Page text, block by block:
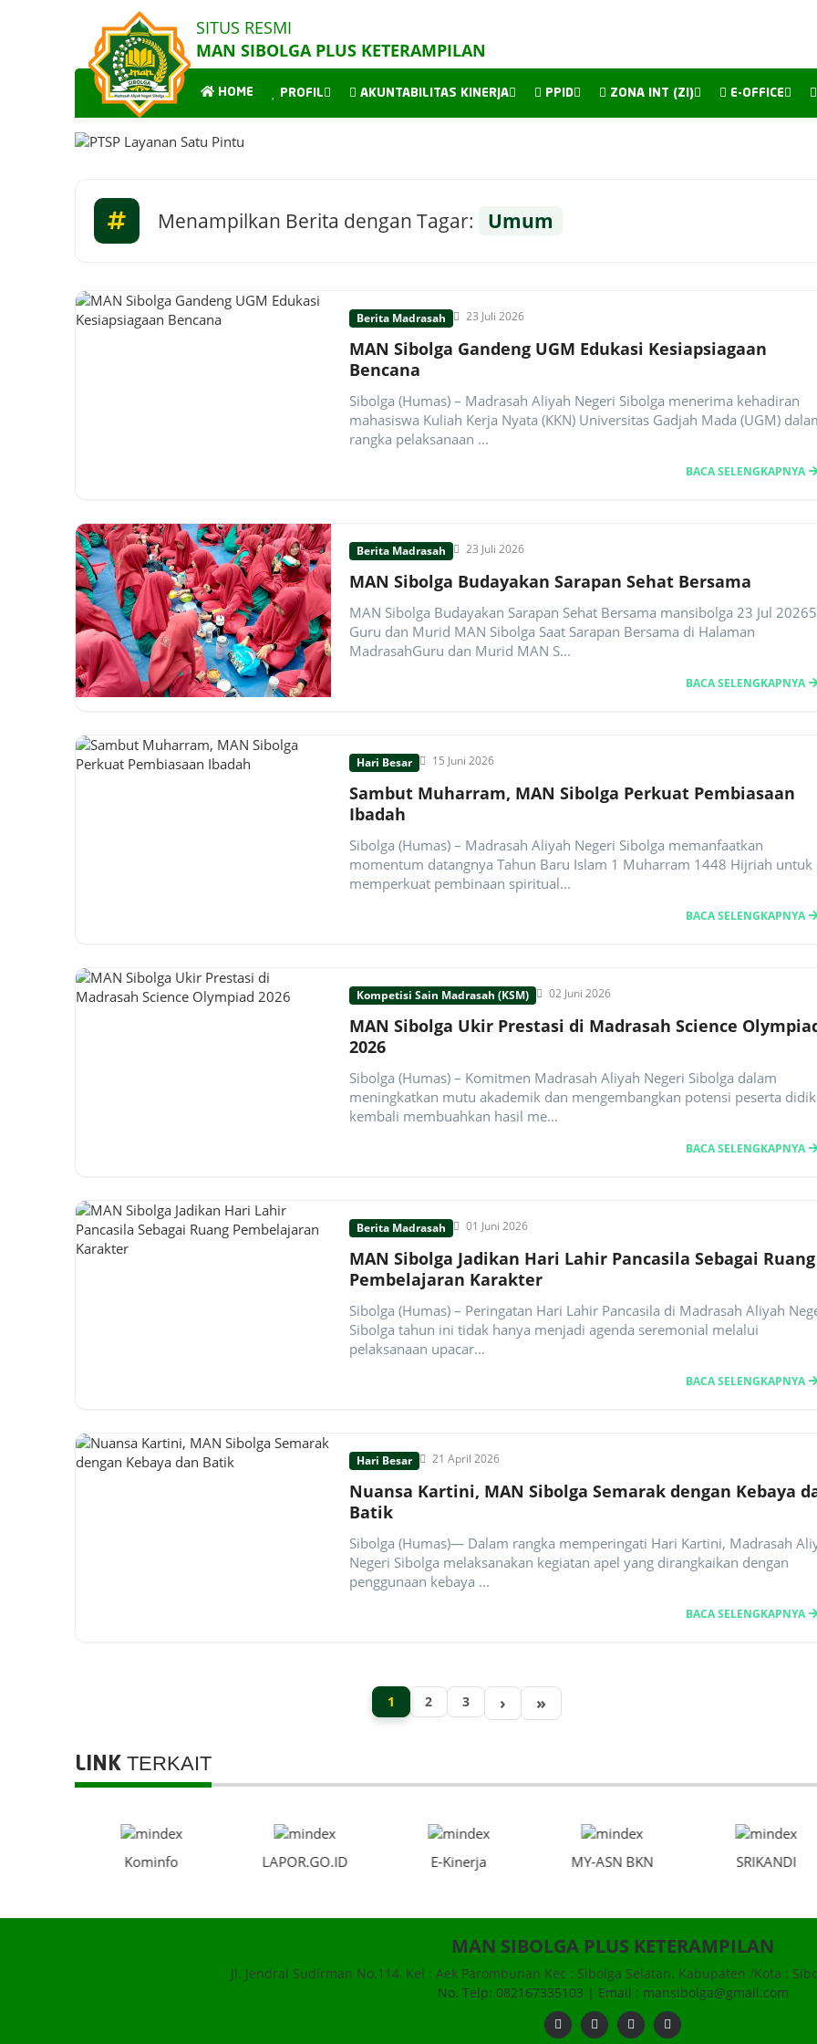
SITUS RESMI
MAN SIBOLGA PLUS KETERAMPILAN
HOME PROFIL AKUNTABILITAS KINERJA PPID ZONA INT (ZI) E-OFFICE
Menampilkan Berita dengan Tagar: Umum
Berita Madrasah 23 Juli 2026
MAN Sibolga Gandeng UGM Edukasi Kesiapsiagaan
Bencana
Sibolga (Humas) – Madrasah Aliyah Negeri Sibolga menerima kehadiran
mahasiswa Kuliah Kerja Nyata (KKN) Universitas Gadjah Mada (UGM)
rangka pelaksanaan ...
BACA SELENGKAPNYA
Berita Madrasah 23 Juli 2026
MAN Sibolga Budayakan Sarapan Sehat Bersama
MAN Sibolga Budayakan Sarapan Sehat Bersama mansibolga 23 Jul 20265
Guru dan Murid MAN Sibolga Saat Sarapan Bersama di Halaman
MadrasahGuru dan Murid MAN S...
BACA SELENGKAPNYA
Hari Besar 15 Juni 2026
Sambut Muharram, MAN Sibolga Perkuat Pembiasaan
Ibadah
Sibolga (Humas) – Madrasah Aliyah Negeri Sibolga memanfaatkan
momentum datangnya Tahun Baru Islam 1 Muharram 1448 Hijriah untuk
memperkuat pembinaan spiritual...
BACA SELENGKAPNYA
Kompetisi Sain Madrasah (KSM) 02 Juni 2026
MAN Sibolga Ukir Prestasi di Madrasah Science
2026
Sibolga (Humas) – Komitmen Madrasah Aliyah Negeri Sibolga dalam
meningkatkan mutu akademik dan mengembangkan potensi peserta didik
kembali membuahkan hasil me...
BACA SELENGKAPNYA
Berita Madrasah 01 Juni 2026
MAN Sibolga Jadikan Hari Lahir Pancasila Sebagai Ruang
Pembelajaran Karakter
Sibolga (Humas) – Peringatan Hari Lahir Pancasila di Madrasah Aliyah
Sibolga tahun ini tidak hanya menjadi agenda seremonial melalui
pelaksanaan upacar...
BACA SELENGKAPNYA
Hari Besar 21 April 2026
Nuansa Kartini, MAN Sibolga Semarak dengan Kebaya
Batik
Sibolga (Humas)— Dalam rangka memperingati Hari Kartini, Madrasah
Negeri Sibolga melaksanakan kegiatan apel yang dirangkaikan dengan
penggunaan kebaya ...
BACA SELENGKAPNYA
1 2 3 › »
LINK TERKAIT
Kominfo LAPOR.GO.ID E-Kinerja MY-ASN BKN SRIKANDI
MAN SIBOLGA PLUS KETERAMPILAN
Jl. Jendral Sudirman No.114, Kel : Aek Parombunan Kec : Sibolga Selatan. Kabupaten /Kota :
No. Telp: 082167335103 | Email : mansibolga@gmail.com